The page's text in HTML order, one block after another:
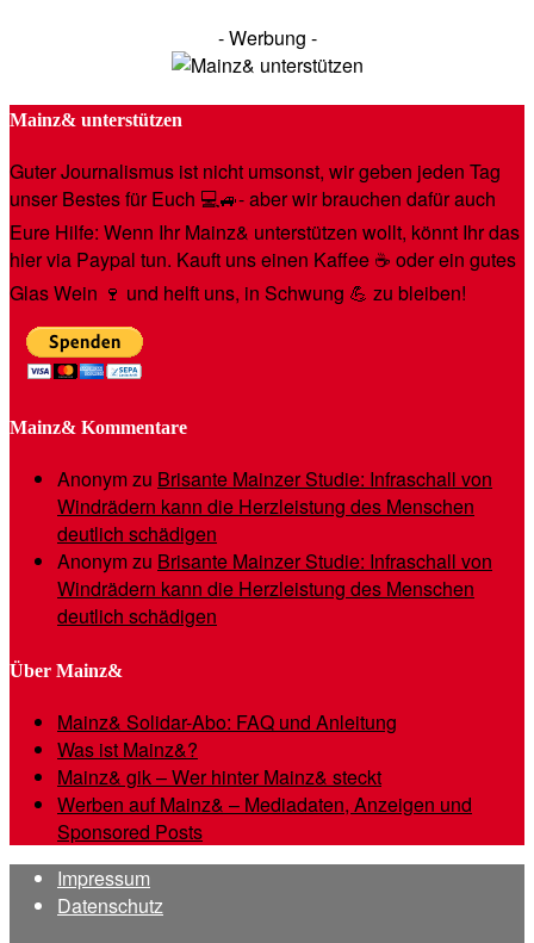
- Werbung -
Mainz& unterstützen
Guter Journalismus ist nicht umsonst, wir geben jeden Tag
unser Bestes für Euch 💻🚙- aber wir brauchen dafür auch
Eure Hilfe: Wenn Ihr Mainz& unterstützen wollt, könnt Ihr das
hier via Paypal tun. Kauft uns einen Kaffee ☕️ oder ein gutes
Glas Wein 🍷 und helft uns, in Schwung 💪 zu bleiben!
Mainz& Kommentare
Anonymzu Brisante Mainzer Studie: Infraschall von
Windrädern kann die Herzleistung des Menschen
deutlich schädigen
Anonymzu Brisante Mainzer Studie: Infraschall von
Windrädern kann die Herzleistung des Menschen
deutlich schädigen
Über Mainz&
Mainz& Solidar-Abo: FAQ und Anleitung
Was ist Mainz&?
Mainz& gik – Wer hinter Mainz& steckt
Werben auf Mainz& – Mediadaten, Anzeigen und
Sponsored Posts
Impressum
Datenschutz